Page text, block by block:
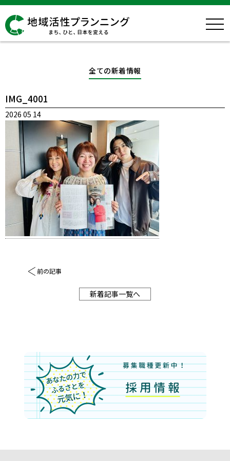
全ての新着情報
IMG_4001
2026 05 14
前の記事
新着記事一覧へ